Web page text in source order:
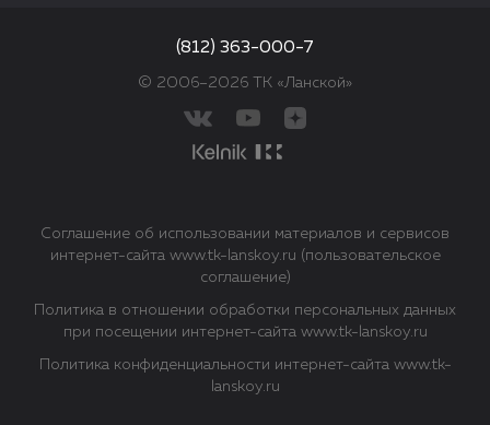
© 2006–2026 ТК «Ланской»
(812) 363-000-7
Политика в отношении обработки персональных данных
при посещении интернет-сайта www.tk-lanskoy.ru
Соглашение об использовании материалов и сервисов
интернет-сайта www.tk-lanskoy.ru (пользовательское
соглашение)
Политика конфиденциальности интернет-сайта www.tk-
lanskoy.ru